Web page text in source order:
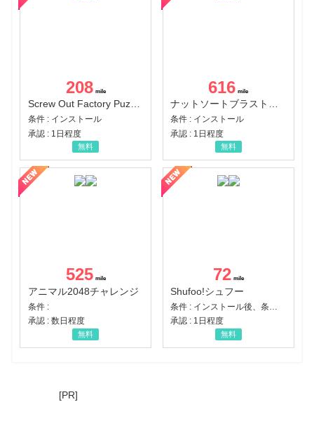
208
Screw Out Factory Puzzle 3D（経験値バーのマイルストーンを5にする（ユーザーレベル5に到達する））（Android）
条件 : インストール
承認 : 1日程度
無料
616
ナットソートブラスト：カラーパズル（チャレンジ11完了）（Android）
条件 : インストール
承認 : 1日程度
無料
525
アニマル2048チャレンジ
条件 :
承認 : 数日程度
無料
72
Shufoo!シュフー
承認 : 1日程度
無料
[PR]